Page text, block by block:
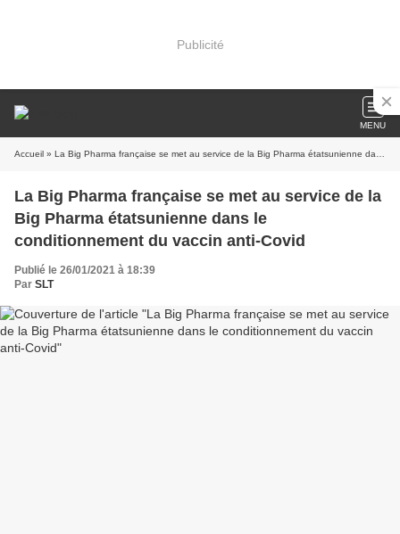
Publicité
MENU
Accueil » La Big Pharma française se met au service de la Big Pharma étatsunienne dans le conditionnement du vaccin anti-Covid
La Big Pharma française se met au service de la
Big Pharma étatsunienne dans le
conditionnement du vaccin anti-Covid
Publié le 26/01/2021 à 18:39
Par SLT